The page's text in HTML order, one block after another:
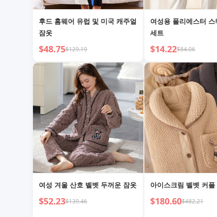
후드 홈웨어 유럽 및 미국 캐주얼
잠옷
$48.75$129.19
여성용 폴리에스터
세트
$14.22$84.06
여성 겨울 산호 벨벳 두꺼운 잠옷
$52.23$139.46
아이스크림 벨벳 커
$180.60$482.21